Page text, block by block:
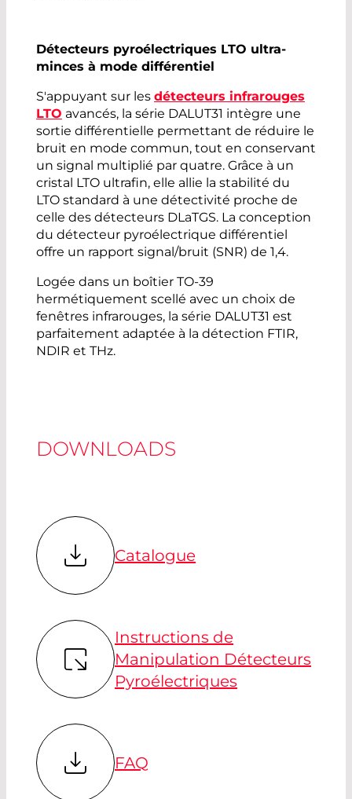
Détecteurs pyroélectriques LTO ultra-
minces à mode différentiel
S'appuyant sur les détecteurs infrarouges
LTO avancés, la série DALUT31 intègre une
sortie différentielle permettant de réduire le
bruit en mode commun, tout en conservant
un signal multiplié par quatre. Grâce à un
cristal LTO ultrafin, elle allie la stabilité du
LTO standard à une détectivité proche de
celle des détecteurs DLaTGS. La conception
du détecteur pyroélectrique différentiel
offre un rapport signal/bruit (SNR) de 1,4.
Logée dans un boîtier TO-39
hermétiquement scellé avec un choix de
fenêtres infrarouges, la série DALUT31 est
parfaitement adaptée à la détection FTIR,
NDIR et THz.
DOWNLOADS
Catalogue
Instructions de
Manipulation Détecteurs
Pyroélectriques
FAQ